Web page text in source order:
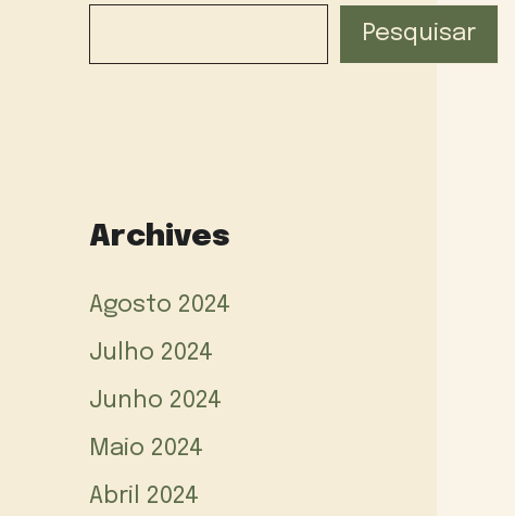
Pesquisar
Archives
Agosto 2024
Julho 2024
Junho 2024
Maio 2024
Abril 2024